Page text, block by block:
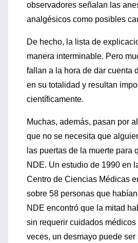
observadores señalan las
analgésicos como posibles
De hecho, la lista de
manera interminable. Pero
fallan a la hora de dar cuenta
en su totalidad y resultan
científicamente.
Muchas, además, pasan por
que no se necesita que
las puertas de la muerte para
NDE. Un estudio de 1990 en
Centro de Ciencias Médicas
sobre 58 personas que
NDE encontró que la mitad
sin requerir cuidados médicos
veces, un desmayo puede ser